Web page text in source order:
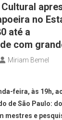
no
até a
com
Miriam Bemel
feira, às 19h,
de São Paulo:
mestres e